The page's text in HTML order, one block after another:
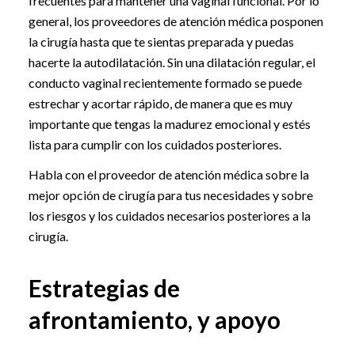
general, los proveedores de atención médica posponen
la cirugía hasta que te sientas preparada y puedas
hacerte la autodilatación. Sin una dilatación regular, el
conducto vaginal recientemente formado se puede
estrechar y acortar rápido, de manera que es muy
importante que tengas la madurez emocional y estés
lista para cumplir con los cuidados posteriores.
Habla con el proveedor de atención médica sobre la
mejor opción de cirugía para tus necesidades y sobre
los riesgos y los cuidados necesarios posteriores a la
cirugía.
Estrategias de
afrontamiento, y apoyo